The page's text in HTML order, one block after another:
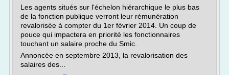
Les agents situés sur l'échelon hiérarchique le plus bas
de la fonction publique verront leur rémunération
revalorisée à compter du 1er février 2014. Un coup de
pouce qui impactera en priorité les fonctionnaires
touchant un salaire proche du Smic.
Annoncée en septembre 2013, la revalorisation des
salaires des...